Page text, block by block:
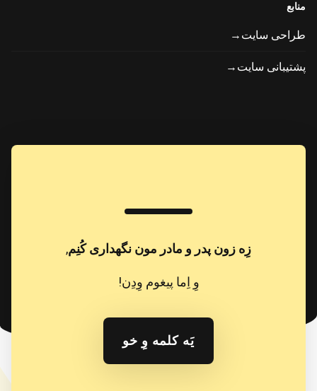
منابع
طراحی سایت→
پشتیبانی سایت→
زِه زون پدر و مادر مون نگهداری کُنِم,
وِ اِما پیغوم وِدِن!
یَه کلمه وِ خو